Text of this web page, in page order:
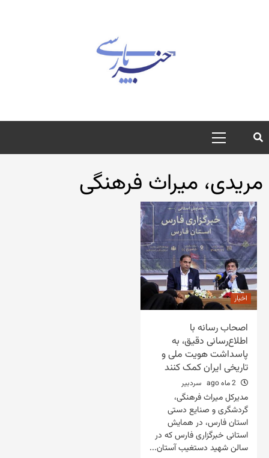
منوی
اصلی
مریدی، میراث فرهنگی
اخبار
اصحاب رسانه با
اطلاع‌رسانی دقیق، به
پاسداشت هویت ملی و
تاریخی ایران کمک کنند
سردبیر
مدیرکل میراث فرهنگی،
گردشگری و صنایع دستی
استان فارس، در همایش
استانی خبرگزاری فارس که در
سالن شهید دستغیب آستان...